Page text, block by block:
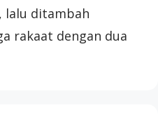
lalu ditambah
rakaat dengan dua